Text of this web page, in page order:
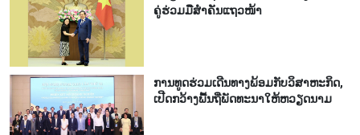
ຄູ່​ຮ່ວມ​ມື​ສຳ​ຄັນ​ແຖວ​ໜ້າ
ການ​ທູດ​ຮ່ວມ​ເດີນ​ທາງ​ພ້ອມກັບ​ວິ​ສາ​ຫະ​ກ​ິດ,
ເປີດກວ້າງ​ພື້ນ​ຖີ່​ພັດ​ທະ​ນາ​ໃຫ້​ຫວຽດ​ນາມ